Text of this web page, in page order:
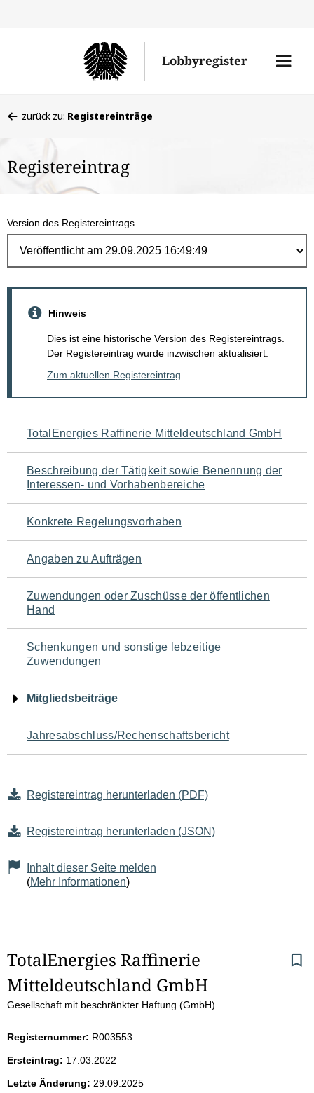
Lobbyregister
Menü
befinden
hier:
zurück zu: Registereinträge
Registereintrag
Version des Registereintrags
Hinweis
Dies ist eine historische Version des Registereintrags.
Der Registereintrag wurde inzwischen aktualisiert.
Zum aktuellen Registereintrag
Navigation
für
den
Seiteninhalt
TotalEnergies Raffinerie Mitteldeutschland GmbH
Beschreibung der Tätigkeit sowie Benennung der
Interessen- und Vorhabenbereiche
Konkrete Regelungsvorhaben
Angaben zu Aufträgen
Zuwendungen oder Zuschüsse der öffentlichen
Hand
Schenkungen und sonstige lebzeitige
Zuwendungen
Mitgliedsbeiträge
Jahresabschluss/Rechenschaftsbericht
Registereintrag herunterladen (PDF)
Registereintrag herunterladen (JSON)
Inhalt dieser Seite melden
(Mehr Informationen)
S
e
t
e
TotalEnergies Raffinerie
Mitteldeutschland GmbH
Gesellschaft mit beschränkter Haftung (GmbH)
Registernummer: R003553
Ersteintrag: 17.03.2022
Letzte Änderung: 29.09.2025